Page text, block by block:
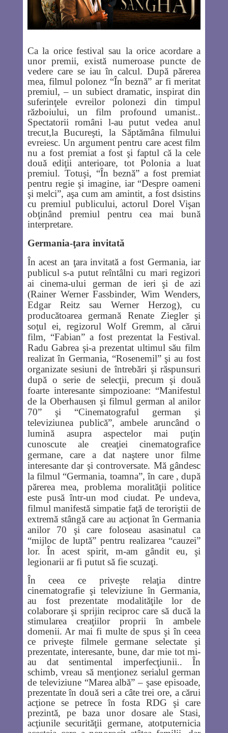
Ca la orice festival sau la orice acordare a
unor premii, există numeroase puncte de
vedere care se iau în calcul. După părerea
mea, filmul polonez “În beznă” ar fi meritat
premiul, – un subiect dramatic, inspirat din
suferinţele evreilor polonezi din timpul
războiului, un film profound umanist..
Spectatorii români l-au putut vedea anul
trecut,la Bucureşti, la Săptămâna filmului
evreiesc. Un argument pentru care acest film
nu a fost premiat a fost şi faptul că la cele
două ediţii anterioare, tot Polonia a luat
premiul. Totuşi, “În beznă” a fost premiat
pentru regie şi imagine, iar “Despre oameni
şi melci”, aşa cum am amintit, a fost dsistins
cu premiul publicului, actorul Dorel Vişan
obţinând premiul pentru cea mai bună
interpretare.
Germania-ţara invitată
În acest an ţara invitată a fost Germania, iar
publicul s-a putut reîntâlni cu mari regizori
ai cinema-ului german de ieri şi de azi
(Rainer Werner Fassbinder, Wim Wenders,
Edgar Reitz sau Werner Herzog), cu
producătoarea germană Renate Ziegler şi
soţul ei, regizorul Wolf Gremm, al cărui
film, “Fabian” a fost prezentat la Festival.
Radu Gabrea şi-a prezentat ultimul său film
realizat în Germania, “Rosenemil” şi au fost
organizate sesiuni de întrebări şi răspunsuri
după o serie de selecţii, precum şi două
foarte interesante simpozioane: “Manifestul
de la Oberhausen şi filmul german al anilor
70” şi “Cinematograful german şi
televiziunea publică”, ambele aruncând o
lumină asupra aspectelor mai puţin
cunoscute ale creaţiei cinematografice
germane, care a dat naştere unor filme
interesante dar şi controversate. Mă gândesc
la filmul “Germania, toamna”, în care , după
părerea mea, problema moralităţii politice
este pusă într-un mod ciudat. Pe undeva,
filmul manifestă simpatie faţă de teroriştii de
extremă stângă care au acţionat în Germania
anilor 70 şicare foloseau asasinatul ca
“mijloc de luptă” pentru realizarea “cauzei”
lor. În acest spirit, m-am gândit eu, şi
legionarii ar fi putut să fie scuzaţi.
În ceea ce priveşte relaţia dintre
cinematografie şi televiziune în Germania,
au fost prezentate modalităţile lor de
colaborare şi sprijin reciproc care să ducă la
stimularea creaţiilor proprii în ambele
domenii. Ar mai fi multe de spus şi în ceea
ce priveşte filmele germane selectate şi
prezentate, interesante, bune, dar mie tot mi-
au dat sentimental imperfecţiunii.. În
schimb, vreau să menţionez serialul german
de televiziune “Marea albă” – şase episoade,
prezentate în două seri a câte trei ore, a cărui
acţione se petrece în fosta RDG şi care
prezintă, pe baza unor dosare ale Stasi,
acţiunile securităţii germane, atotputernicia